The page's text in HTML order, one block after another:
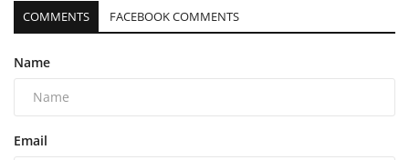
COMMENTS FACEBOOK COMMENTS
Name
Email